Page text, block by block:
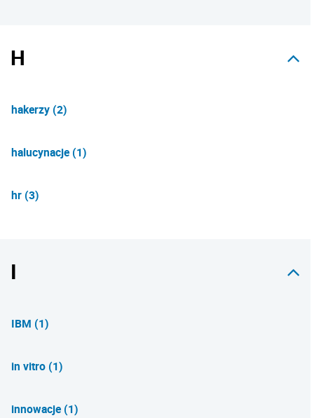
H
hakerzy (2)
halucynacje (1)
hr (3)
I
IBM (1)
in vitro (1)
innowacje (1)